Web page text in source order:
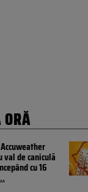
val de caniculă
cu 16